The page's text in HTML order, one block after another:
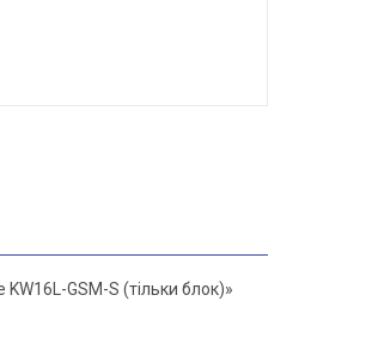
GSM-S (тільки блок)»